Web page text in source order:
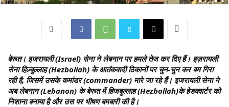
बेरूत। इजरायली (Israel) सेना ने लेबनान पर हमले तेज कर दिए हैं। इज़रायली
सेना हिज़्बुल्लाह (Hezbollah) के आतंकवादी ठिकानों पर चुन-चुन कर बम गिरा
रही है, जिसमें उसके कमांडर (commander) मारे जा रहे हैं। इजरायली सेना ने
अब लेबनान (Lebanon) के बेरूत में हिजबुल्लाह (Hezbollah)के हेडक्वार्टर को
निशाना बनाया है और उस पर भीषण बमबारी की है।